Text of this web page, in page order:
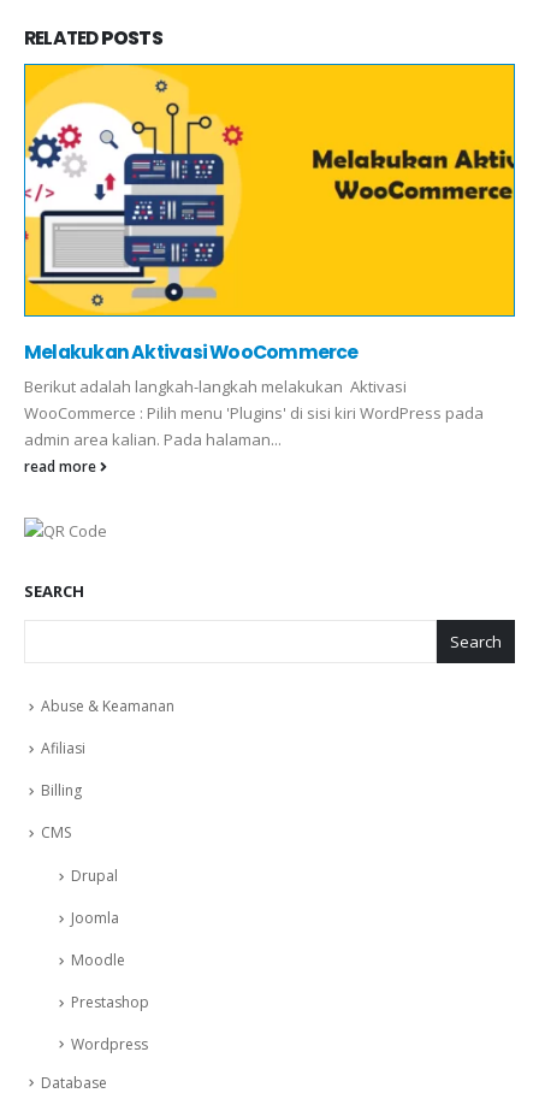
RELATEDPOSTS
Melakukan Aktivasi WooCommerce
Berikut adalah langkah-langkah melakukan Aktivasi
WooCommerce : Pilih menu 'Plugins' di sisi kiri WordPress pada
admin area kalian. Pada halaman...
read more
SEARCH
Search
Abuse & Keamanan
Afiliasi
Billing
CMS
Drupal
Joomla
Moodle
Prestashop
Wordpress
Database